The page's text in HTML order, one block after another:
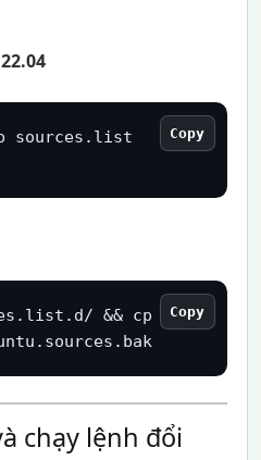
sources.list
Copy
&& cp
Copy
chạy lệnh đổi